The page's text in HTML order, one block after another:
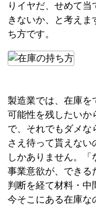
りイヤだ、せめて
きないか、と考え
ち方です。
製造業では、在庫を
可能性を残したいか
で、それでもダメな
さえ待って貰えない
しかありません。
事業意欲が、できる
判断を経て材料・中
今そこにある在庫な